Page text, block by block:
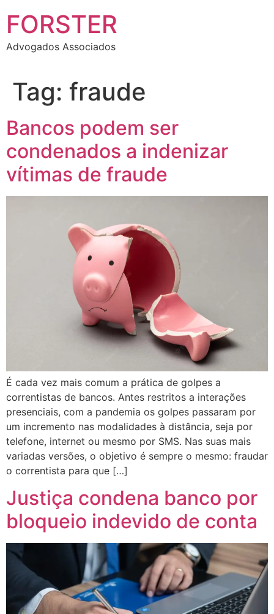
FORSTER
Advogados Associados
Tag: fraude
Bancos podem ser
condenados a indenizar
vítimas de fraude
É cada vez mais comum a prática de golpes a
correntistas de bancos. Antes restritos a interações
presenciais, com a pandemia os golpes passaram por
um incremento nas modalidades à distância, seja por
telefone, internet ou mesmo por SMS. Nas suas mais
variadas versões, o objetivo é sempre o mesmo: fraudar
o correntista para que […]
Justiça condena banco por
bloqueio indevido de conta